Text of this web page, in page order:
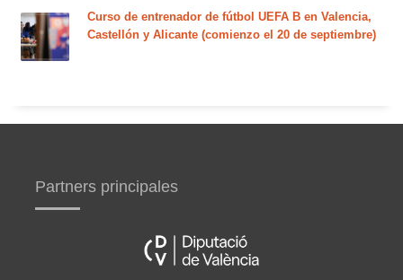
Curso de entrenador de fútbol UEFA B en Valencia,
Castellón y Alicante (comienzo el 20 de septiembre)
Partners principales